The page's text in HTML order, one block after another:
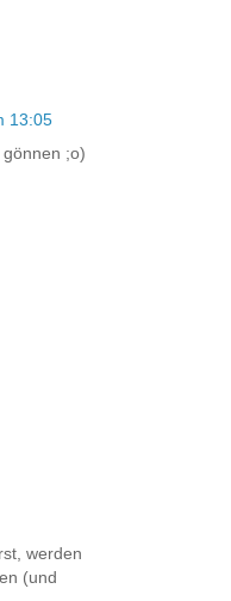
13:05
;o)
werden
(und